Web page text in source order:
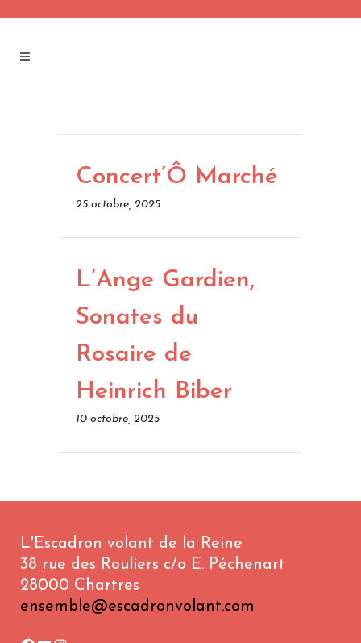
Concert’Ô Marché
25 octobre, 2025
L’Ange Gardien,
Sonates du
Rosaire de
Heinrich Biber
10 octobre, 2025
L'Escadron volant de la Reine
38 rue des Rouliers c/o E. Péchenart
28000 Chartres
ensemble@escadronvolant.com